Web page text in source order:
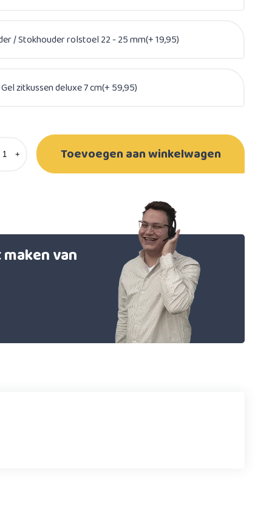
/ Stokhouder rolstoel 22 - 25 mm(+ 19,95)
zitkussen deluxe 7 cm(+ 59,95)
+ Toevoegen aan winkelwagen
van